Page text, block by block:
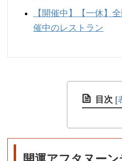
【開催中】
【一休】
催中のレストラン
目次 [